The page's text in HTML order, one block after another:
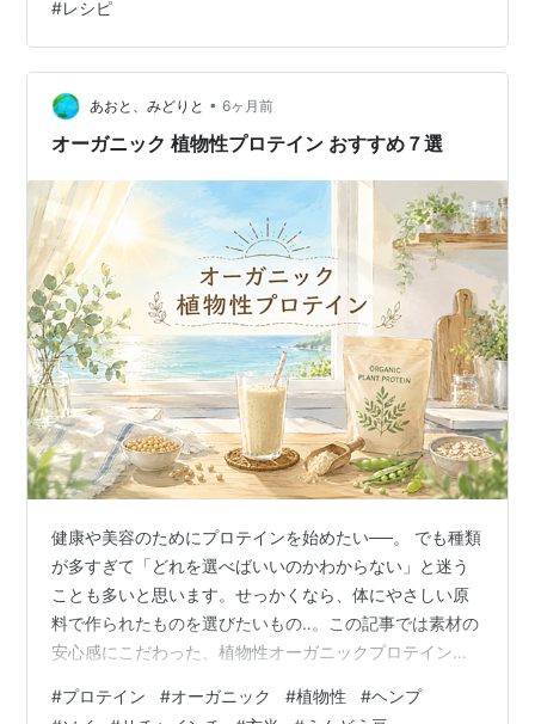
ります。「植物性生クリームだから固まらない」という
思い込みは半分正解・半分不正解です。正しい黄金比と
乳化のコツさえ押さえれば、植物性でも美しく固まった
生チョコは必ず作れます。 この記事では、失敗経験を踏
まえて検証した内容をもとに、植物性生クリ…
#レシピ
あおと、みどりと • 6ヶ月前
オーガニック 植物性プロテイン おすすめ７選
健康や美容のためにプロテインを始めたい──。 でも種類
が多すぎて「どれを選べばいいのかわからない」と迷う
ことも多いと思います。せっかくなら、体にやさしい原
料で作られたものを選びたいもの‥。この記事では素材の
安心感にこだわった、植物性オーガニックプロテインを
ンの種類 １. 動物性プロテイン ２. 植物性プロテイン ３.
#プロテイン #オーガニック #植物性 #ヘンプ